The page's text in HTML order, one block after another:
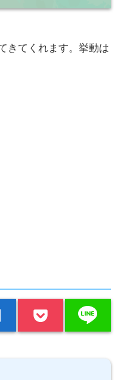
きてくれます。挙動は
line